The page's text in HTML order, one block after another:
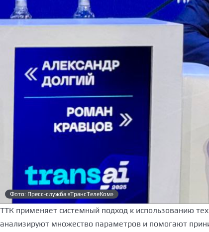
Фото: Пресс-служба «ТрансТелеКом»
ТТК применяет системный подход к использованию
анализируют множество параметров и помогают